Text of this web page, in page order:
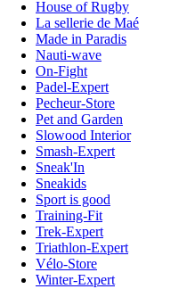
House of Rugby
La sellerie de Maé
Made in Paradis
Nauti-wave
On-Fight
Padel-Expert
Pecheur-Store
Pet and Garden
Slowood Interior
Smash-Expert
Sneak'In
Sneakids
Sport is good
Training-Fit
Trek-Expert
Triathlon-Expert
Vélo-Store
Winter-Expert